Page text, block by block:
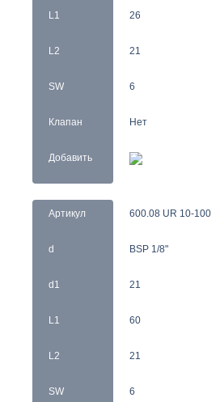
L1
L2
SW
Клапан
Добавить
26
21
6
Нет
Артикул
d
d1
L1
L2
SW
600.08 UR 10-100
BSP 1/8"
21
60
21
6